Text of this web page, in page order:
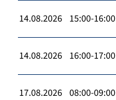
14.08.2026 15:00-16:00
14.08.2026 16:00-17:00
17.08.2026 08:00-09:00